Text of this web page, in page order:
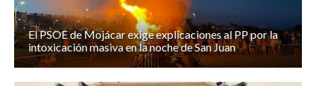
El PSOE de Mojácar exige explicaciones al PP por la
intoxicación masiva en la noche de San Juan